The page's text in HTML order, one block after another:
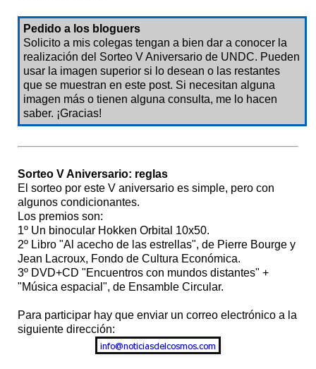
Pedido a los bloguers
Solicito a mis colegas tengan a bien dar a conocer la
realización del Sorteo V Aniversario de UNDC. Pueden
usar la imagen superior si lo desean o las restantes
que se muestran en este post. Si necesitan alguna
imagen más o tienen alguna consulta, me lo hacen
saber. ¡Gracias!
Sorteo V Aniversario: reglas
El sorteo por este V aniversario es simple, pero con
algunos condicionantes.
Los premios son:
1º Un binocular Hokken Orbital 10x50.
2º Libro "Al acecho de las estrellas", de Pierre Bourge y
Jean Lacroux, Fondo de Cultura Económica.
3º DVD+CD "Encuentros con mundos distantes" +
"Música espacial", de Ensamble Circular.
Para participar hay que enviar un correo electrónico a la
siguiente dirección: